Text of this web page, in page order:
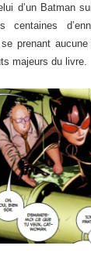
d’un Batman
prenant
majeurs du livre.